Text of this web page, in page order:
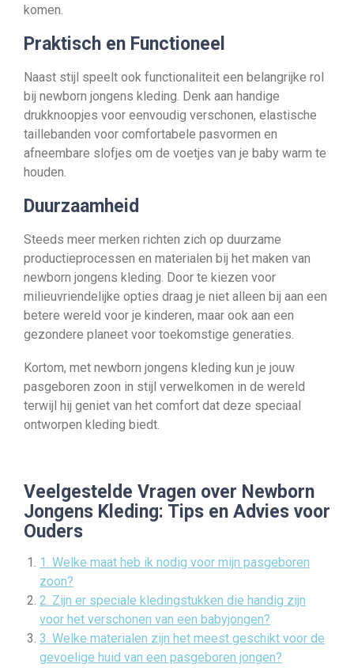
komen.
Praktisch en Functioneel
Naast stijl speelt ook functionaliteit een belangrijke rol
bij newborn jongens kleding. Denk aan handige
drukknoopjes voor eenvoudig verschonen, elastische
taillebanden voor comfortabele pasvormen en
afneembare slofjes om de voetjes van je baby warm te
houden.
Duurzaamheid
Steeds meer merken richten zich op duurzame
productieprocessen en materialen bij het maken van
newborn jongens kleding. Door te kiezen voor
milieuvriendelijke opties draag je niet alleen bij aan een
betere wereld voor je kinderen, maar ook aan een
gezondere planeet voor toekomstige generaties.
Kortom, met newborn jongens kleding kun je jouw
pasgeboren zoon in stijl verwelkomen in de wereld
terwijl hij geniet van het comfort dat deze speciaal
ontworpen kleding biedt.
Veelgestelde Vragen over Newborn
Jongens Kleding: Tips en Advies voor
Ouders
1. Welke maat heb ik nodig voor mijn pasgeboren
zoon?
2. Zijn er speciale kledingstukken die handig zijn
voor het verschonen van een babyjongen?
3. Welke materialen zijn het meest geschikt voor de
gevoelige huid van een pasgeboren jongen?